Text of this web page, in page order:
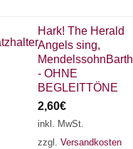
Hark! The Herald
Angels sing,
- OHNE
BEGLEITTÖNE
2,60€
inkl. MwSt.
zzgl. Versandkosten